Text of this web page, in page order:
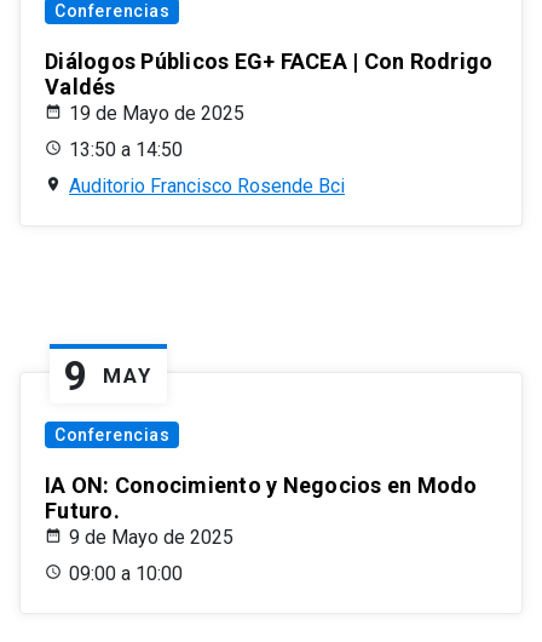
Conferencias
Diálogos Públicos EG+ FACEA | Con Rodrigo
Valdés
19 de Mayo de 2025
13:50 a 14:50
Auditorio Francisco Rosende Bci
9 MAY
Conferencias
IA ON: Conocimiento y Negocios en Modo
Futuro.
9 de Mayo de 2025
09:00 a 10:00